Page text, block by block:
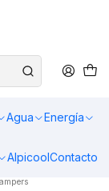
Agua Energía
AlpicoolContacto